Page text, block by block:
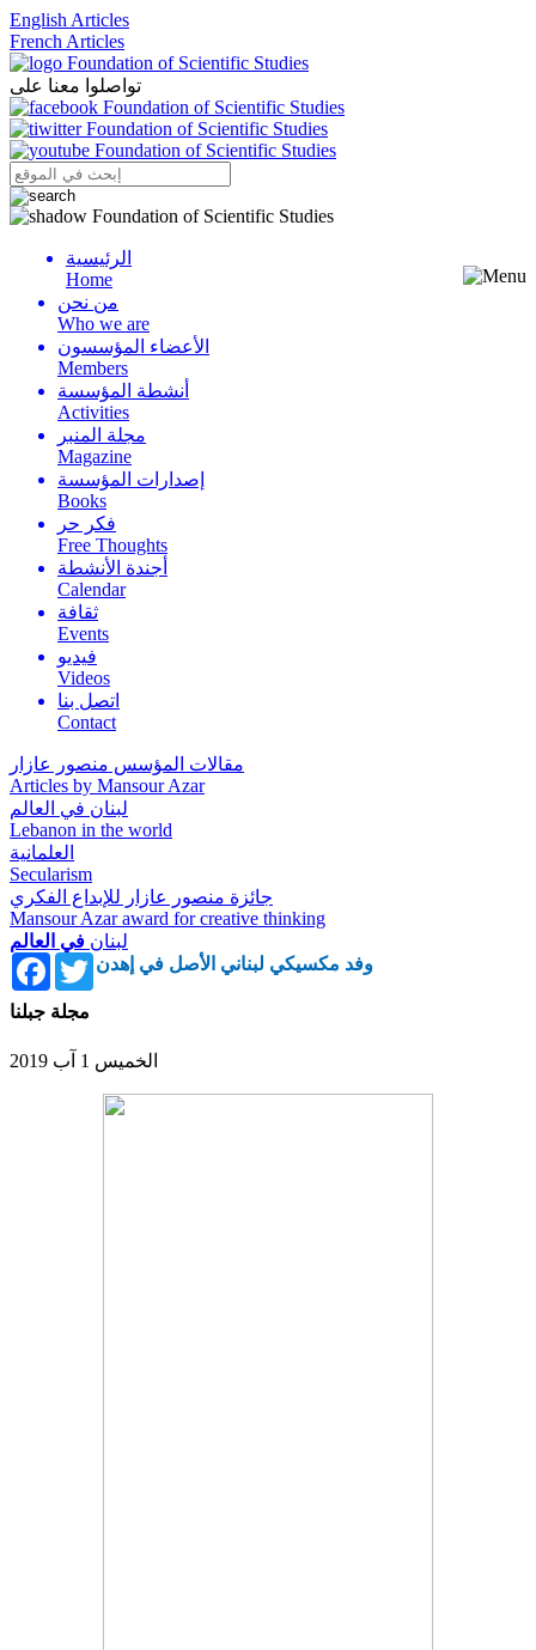
English Articles
French Articles
تواصلوا معنا على
Menu
الرئيسية
Home
من نحن
Who we are
الأعضاء المؤسسون
Members
أنشطة المؤسسة
Activities
مجلة المنبر
Magazine
إصدارات المؤسسة
Books
فكر حر
Free Thoughts
أجندة الأنشطة
Calendar
ثقافة
Events
فيديو
Videos
اتصل بنا
Contact
مقالات المؤسس منصور عازار
Articles by Mansour Azar
لبنان في العالم
Lebanon in the world
العلمانية
Secularism
جائزة منصور عازار للإبداع الفكري
Mansour Azar award for creative thinking
لبنان في العالم
Facebook
Twitter
وفد مكسيكي لبناني الأصل في إهدن
مجلة جبلنا
الخميس 1 آب 2019